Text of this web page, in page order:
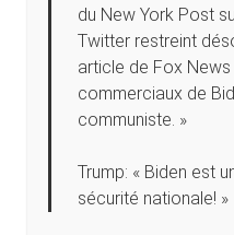
du New York Post
Twitter restreint
article de Fox
commerciaux de
communiste. »
Trump: « Biden est
sécurité nationale! »